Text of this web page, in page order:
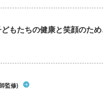
どもたちの健康と笑顔のた
監修)